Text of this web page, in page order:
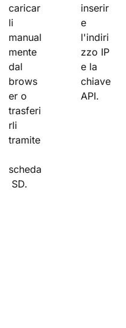
caricar
li
manual
mente
dal
brows
er o
trasferi
rli
tramite
scheda
SD.
inserir
e
l'indiri
zzo IP
e la
chiave
API.